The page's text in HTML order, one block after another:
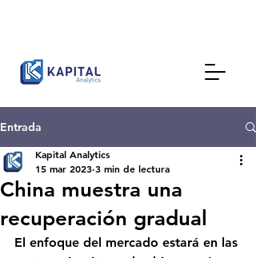
Entrada
China muestra una
recuperación gradual
Kapital Analytics
15 mar 2023 3 min de lectura
El enfoque del mercado estará en las